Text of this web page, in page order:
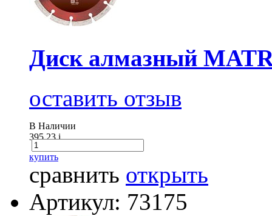
Диск алмазный
оставить отзыв
В Наличии
395.23i
купить
сравнить открыть
Артикул: 73175